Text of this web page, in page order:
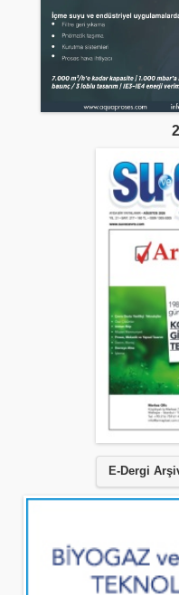
E-Dergi